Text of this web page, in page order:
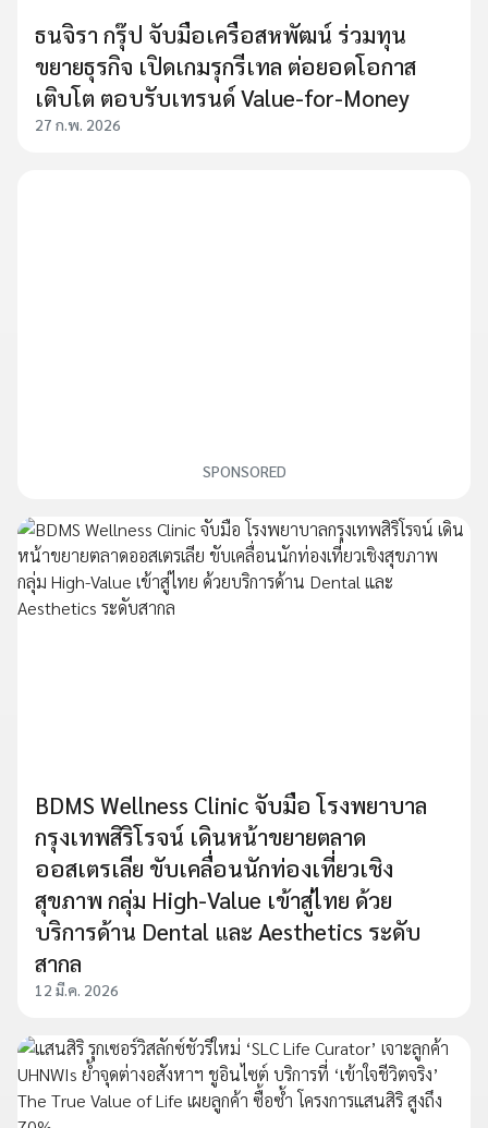
ธนจิรา กรุ๊ป จับมือเครือสหพัฒน์ ร่วมทุน
ขยายธุรกิจ เปิดเกมรุกรีเทล ต่อยอดโอกาส
เติบโต ตอบรับเทรนด์ Value-for-Money
27 ก.พ. 2026
SPONSORED
BDMS Wellness Clinic จับมือ โรงพยาบาล
กรุงเทพสิริโรจน์ เดินหน้าขยายตลาด
ออสเตรเลีย ขับเคลื่อนนักท่องเที่ยวเชิง
สุขภาพ กลุ่ม High-Value เข้าสู่ไทย ด้วย
บริการด้าน Dental และ Aesthetics ระดับ
สากล
12 มี.ค. 2026